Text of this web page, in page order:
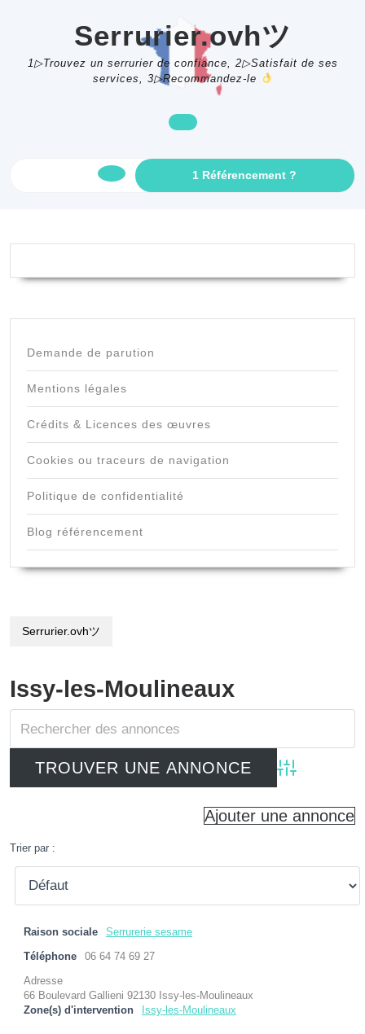
Serrurier.ovhツ
1▷Trouvez un serrurier de confiance, 2▷Satisfait de ses
services, 3▷Recommandez-le
Open
1 Référencement ?
AN
Demande de parution
Mentions légales
Crédits & Licences des œuvres
Cookies ou traceurs de navigation
Politique de confidentialité
Blog référencement
Serrurier.ovhツ
Issy-les-Moulineaux
Advanced
Ajouter une annonce
Trier par :
Raison sociale Serrurerie sesame
Téléphone 06 64 74 69 27
Adresse
66 Boulevard Gallieni 92130 Issy-les-Moulineaux
Zone(s) d'intervention
Issy-les-Moulineaux